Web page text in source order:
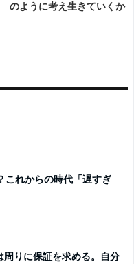
のように考え生きていくか
これからの時代「遅すぎ
周りに保証を求める。自分